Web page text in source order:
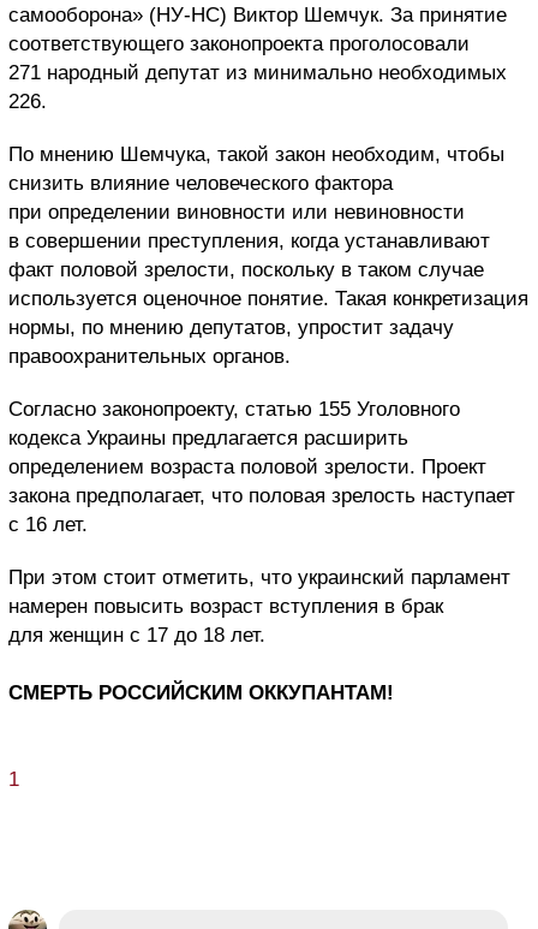
самооборона» (НУ-НС) Виктор Шемчук. За принятие
соответствующего законопроекта проголосовали
271 народный депутат из минимально необходимых
226.
По мнению Шемчука, такой закон необходим, чтобы
снизить влияние человеческого фактора
при определении виновности или невиновности
в совершении преступления, когда устанавливают
факт половой зрелости, поскольку в таком случае
используется оценочное понятие. Такая конкретизация
нормы, по мнению депутатов, упростит задачу
правоохранительных органов.
Согласно законопроекту, статью 155 Уголовного
кодекса Украины предлагается расширить
определением возраста половой зрелости. Проект
закона предполагает, что половая зрелость наступает
с 16 лет.
При этом стоит отметить, что украинский парламент
намерен повысить возраст вступления в брак
для женщин с 17 до 18 лет.
СМЕРТЬ РОССИЙСКИМ ОККУПАНТАМ!
1